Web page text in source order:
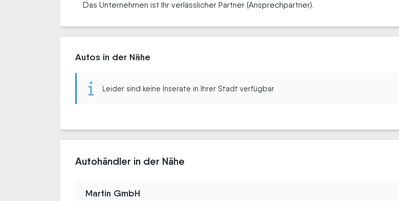
Das Unternehmen ist Ihr verlässlicher Partner (Ansprechpartner).
Autos in der Nähe
Leider sind keine Inserate in Ihrer Stadt verfügbar
Autohändler in der Nähe
Martin GmbH